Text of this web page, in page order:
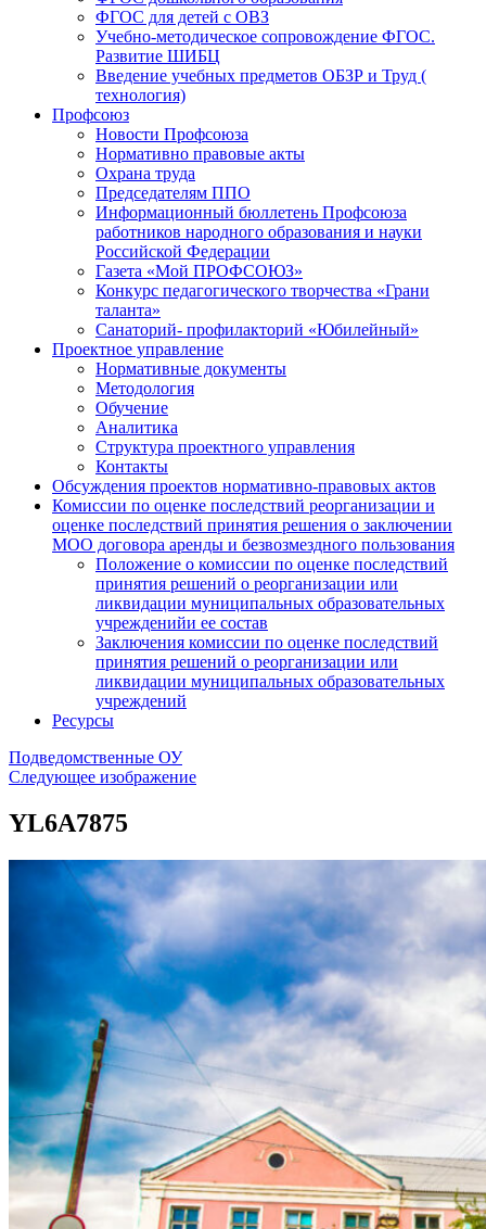
ФГОС для детей с ОВЗ
Учебно-методическое сопровождение ФГОС.
Развитие ШИБЦ
Введение учебных предметов ОБЗР и Труд (
технология)
Профсоюз
Новости Профсоюза
Нормативно правовые акты
Охрана труда
Председателям ППО
Информационный бюллетень Профсоюза
работников народного образования и науки
Российской Федерации
Газета «Мой ПРОФСОЮЗ»
Конкурс педагогического творчества «Грани
таланта»
Санаторий- профилакторий «Юбилейный»
Проектное управление
Нормативные документы
Методология
Обучение
Аналитика
Структура проектного управления
Контакты
Обсуждения проектов нормативно-правовых актов
Комиссии по оценке последствий реорганизации и
оценке последствий принятия решения о заключении
МОО договора аренды и безвозмездного пользования
Положение о комиссии по оценке последствий
принятия решений о реорганизации или
ликвидации муниципальных образовательных
учрежденийи ее состав
Заключения комиссии по оценке последствий
принятия решений о реорганизации или
ликвидации муниципальных образовательных
учреждений
Ресурсы
Подведомственные ОУ
Следующее изображение
YL6A7875